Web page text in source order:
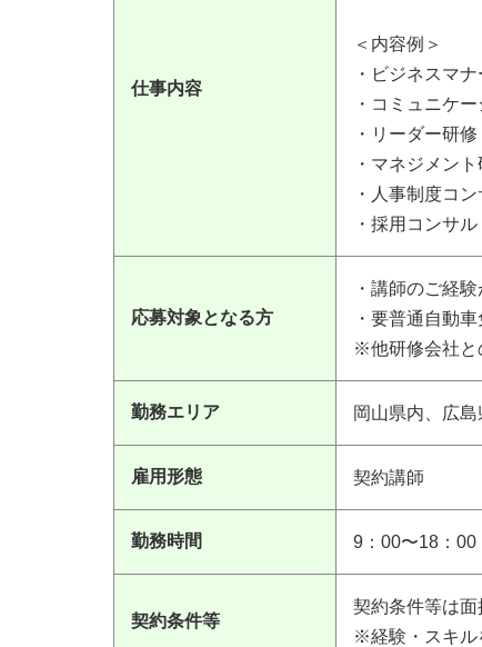
仕事内容
＜内容例＞
・ビジネスマ
・コミュニケ
・リーダー研修
・マネジメント
・人事制度コ
・採用コンサ
応募対象となる方
・講師のご経
・要普通自動
※他研修会社と
勤務エリア 岡山県内、広島
雇用形態 契約講師
勤務時間 9：00〜18：00
契約条件等
契約条件等は面
※経験・スキル